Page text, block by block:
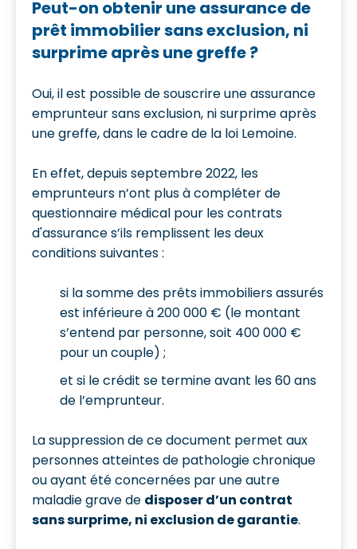
Peut-on obtenir une assurance de
prêt immobilier sans exclusion, ni
surprime après une greffe ?
Oui, il est possible de souscrire une assurance
emprunteur sans exclusion, ni surprime après
une greffe, dans le cadre de la loi Lemoine.
En effet, depuis septembre 2022, les
emprunteurs n’ont plus à compléter de
questionnaire médical pour les contrats
d'assurance s’ils remplissent les deux
conditions suivantes :
si la somme des prêts immobiliers assurés
est inférieure à 200 000 € (le montant
s’entend par personne, soit 400 000 €
pour un couple) ;
et si le crédit se termine avant les 60 ans
de l’emprunteur.
La suppression de ce document permet aux
personnes atteintes de pathologie chronique
ou ayant été concernées par une autre
maladie grave de disposer d’un contrat
sans surprime, ni exclusion de garantie.